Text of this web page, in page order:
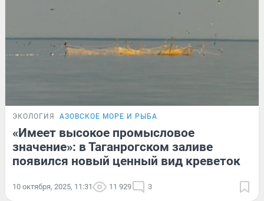
ЭКОЛОГИЯ АЗОВСКОЕ МОРЕ И РЫБА
«Имеет высокое промысловое
значение»: в Таганрогском заливе
появился новый ценный вид креветок
10 октября, 2025, 11:31 11 929 3